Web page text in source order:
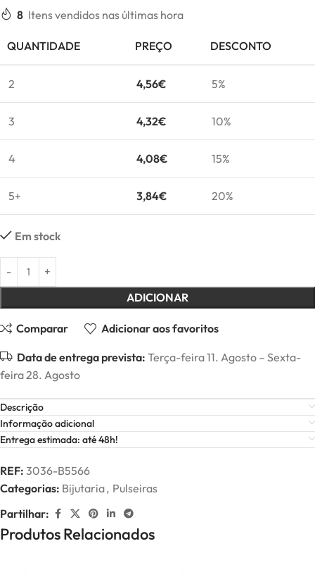
8 Itens vendidos nas últimas hora
QUANTIDADE PREÇO DESCONTO
2 4,56€ 5%
3 4,32€ 10%
4 4,08€ 15%
5+ 3,84€ 20%
Em stock
ADICIONAR
Comparar Adicionar aos favoritos
Data de entrega prevista: Terça-feira 11. Agosto – Sexta-
feira 28. Agosto
Descrição
Informação adicional
Entrega estimada: até 48h!
REF: 3036-B5566
Categorias: Bijutaria, Pulseiras
Partilhar:
Produtos Relacionados